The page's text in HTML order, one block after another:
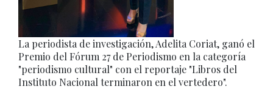
La periodista de investigación, Adelita Coriat, ganó el
Premio del Fórum 27 de Periodismo en la categoría
"periodismo cultural" con el reportaje "Libros del
Instituto Nacional terminaron en el vertedero".